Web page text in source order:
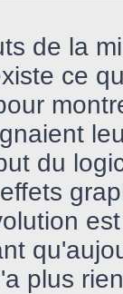
de la
ce
du
plus